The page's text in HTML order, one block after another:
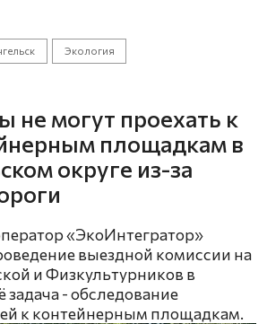
Экология
не могут проехать к
площадкам в
округе из-за
«ЭкоИнтегратор»
выездной комиссии на
и Физкультурников в
задача - обследование
к контейнерным площадкам.